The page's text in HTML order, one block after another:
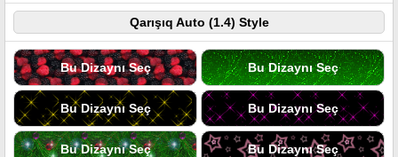
Qarışıq Auto (1.4) Style
Bu Dizaynı Seç Bu Dizaynı Seç
Bu Dizaynı Seç Bu Dizaynı Seç
Bu Dizaynı Seç Bu Dizaynı Seç